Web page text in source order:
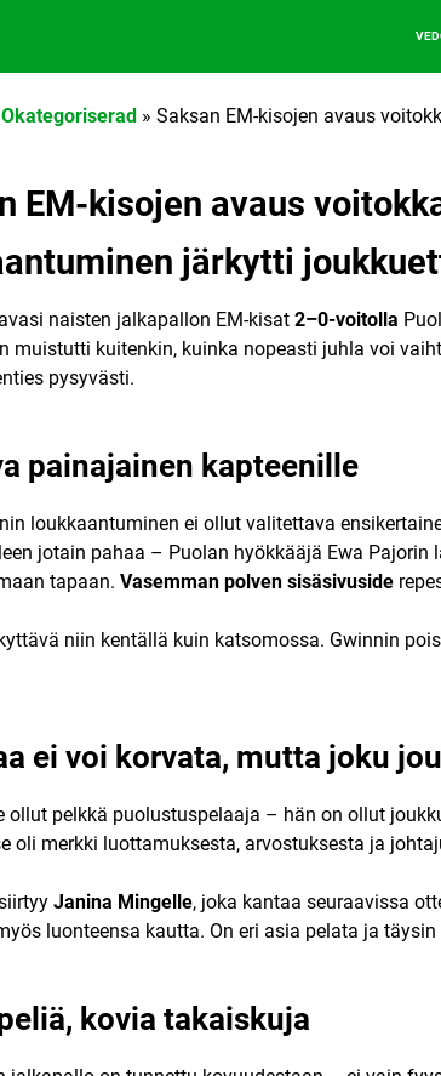
Okategoriserad » Saksan EM-kisojen avaus
EM-kisojen avaus
järkytti
naisten jalkapallon EM-kisat 2–0-voitolla
muistutti kuitenkin, kuinka nopeasti juhla voi
pysyvästi.
painajainen kapteenille
loukkaantuminen ei ollut valitettava
jotain pahaa – Puolan hyökkääjä Ewa
tapaan. Vasemman polven sisäsivuside
niin kentällä kuin katsomossa. Gwinnin
ei voi korvata, mutta joku
ollut pelkkä puolustuspelaaja – hän on ollut
oli merkki luottamuksesta, arvostuksesta ja
Janina Mingelle, joka kantaa seuraavissa
luonteensa kautta. On eri asia pelata ja
kovia takaiskuja